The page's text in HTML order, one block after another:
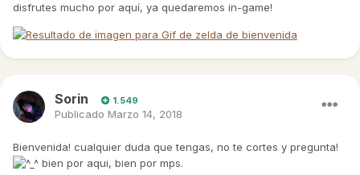
disfrutes mucho por aquí, ya quedaremos in-game!
Sorin 1.549
Publicado Marzo 14, 2018
Bienvenida! cualquier duda que tengas, no te cortes y pregunta!
bien por aqui, bien por mps.